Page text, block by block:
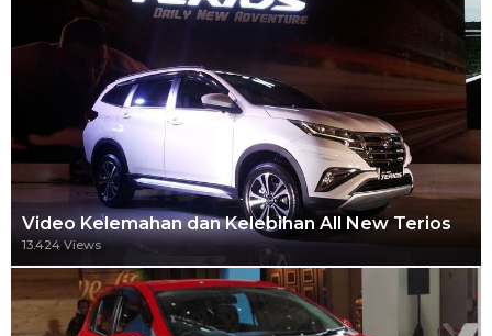
Video Kelemahan dan Kelebihan All New Terios
13.424 Views